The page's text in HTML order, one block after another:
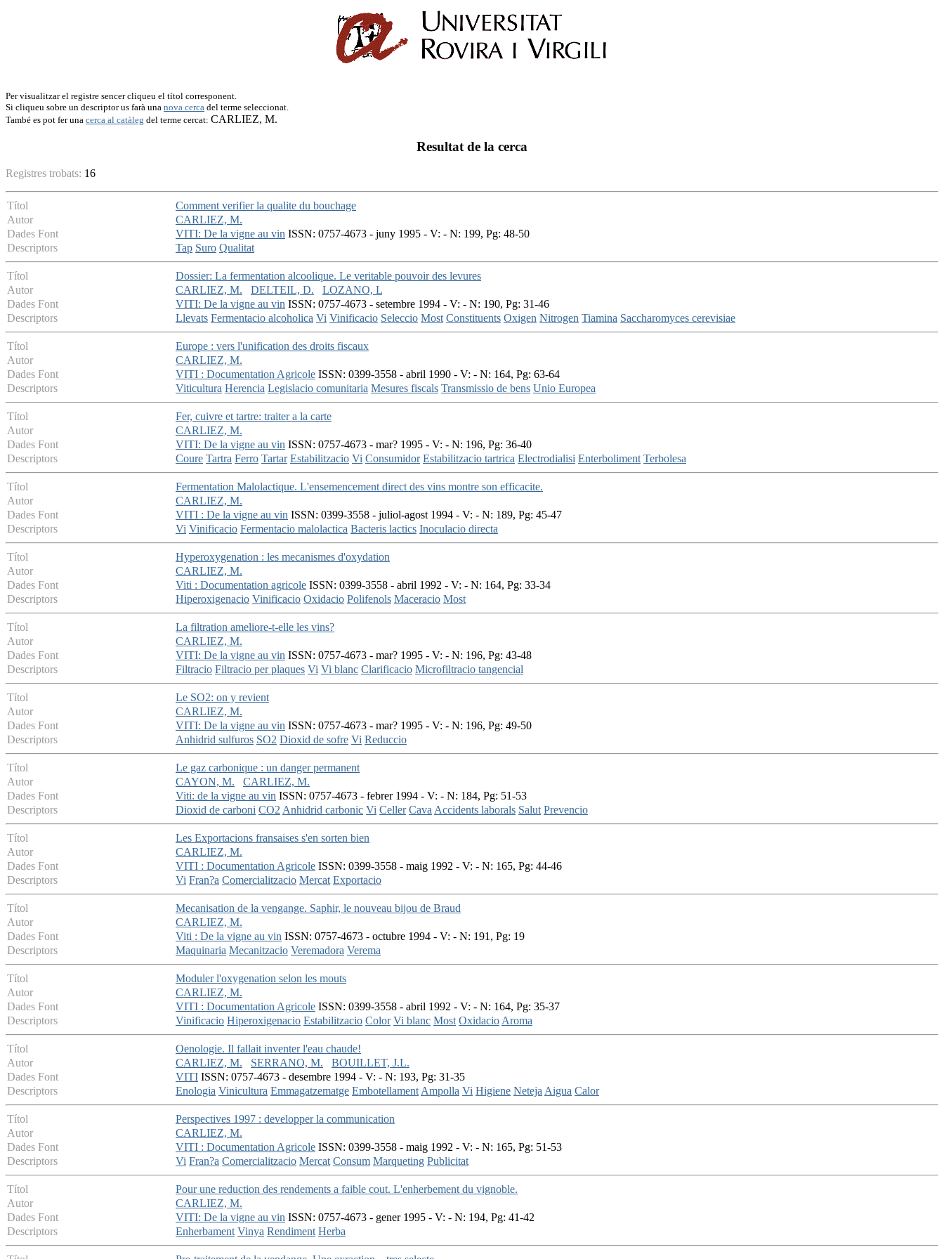
Per visualitzar el registre sencer cliqueu el títol corresponent.
Si cliqueu sobre un descriptor us farà una nova cerca del terme seleccionat.
També es pot fer una cerca al catàleg del terme cercat: CARLIEZ, M.
Resultat de la cerca
Registres trobats: 16
Títol
Comment verifier la qualite du bouchage
Autor
CARLIEZ, M.
Dades Font
VITI: De la vigne au vin ISSN: 0757-4673 - juny 1995 - V: - N: 199, Pg: 48-50
Descriptors
Tap Suro Qualitat
Títol
Dossier: La fermentation alcoolique. Le veritable pouvoir des levures
Autor
CARLIEZ, M. DELTEIL, D.
LOZANO, L
Dades Font
VITI: De la vigne au vin ISSN: 0757-4673 - setembre 1994 - V: - N: 190, Pg: 31-46
Descriptors
Llevats Fermentacio alcoholica Vi Vinificacio Seleccio Most Constituents Oxigen Nitrogen Tiamina Saccharomyces cerevisiae
Títol
Europe : vers l'unification des droits fiscaux
Autor
CARLIEZ, M.
Dades Font
VITI : Documentation Agricole ISSN: 0399-3558 - abril 1990 - V: - N: 164, Pg: 63-64
Descriptors
Viticultura Herencia Legislacio comunitaria Mesures fiscals Transmissio de bens Unio Europea
Títol
Fer, cuivre et tartre: traiter a la carte
Autor
CARLIEZ, M.
Dades Font
VITI: De la vigne au vin ISSN: 0757-4673 - mar? 1995 - V: - N: 196, Pg: 36-40
Descriptors
Coure Tartra Ferro Tartar Estabilitzacio Vi Consumidor Estabilitzacio tartrica Electrodialisi Enterboliment Terbolesa
Títol
Fermentation Malolactique. L'ensemencement direct des vins montre son efficacite.
Autor
CARLIEZ, M.
Dades Font
VITI : De la vigne au vin ISSN: 0399-3558 - juliol-agost 1994 - V: - N: 189, Pg: 45-47
Descriptors
Vi Vinificacio Fermentacio malolactica Bacteris lactics Inoculacio directa
Títol
Hyperoxygenation : les mecanismes d'oxydation
Autor
CARLIEZ, M.
Dades Font
Viti : Documentation agricole ISSN: 0399-3558 - abril 1992 - V: - N: 164, Pg: 33-34
Descriptors
Hiperoxigenacio Vinificacio Oxidacio Polifenols Maceracio Most
Títol
La filtration ameliore-t-elle les vins?
Autor
CARLIEZ, M.
Dades Font
VITI: De la vigne au vin ISSN: 0757-4673 - mar? 1995 - V: - N: 196, Pg: 43-48
Descriptors
Filtracio Filtracio per plaques Vi Vi blanc Clarificacio Microfiltracio tangencial
Títol
Le SO2: on y revient
Autor
CARLIEZ, M.
Dades Font
VITI: De la vigne au vin ISSN: 0757-4673 - mar? 1995 - V: - N: 196, Pg: 49-50
Descriptors
Anhidrid sulfuros SO2 Dioxid de sofre Vi Reduccio
Títol
Le gaz carbonique : un danger permanent
Autor
CAYON, M.
CARLIEZ, M.
Dades Font
Viti: de la vigne au vin ISSN: 0757-4673 - febrer 1994 - V: - N: 184, Pg: 51-53
Descriptors
Dioxid de carboni CO2Anhidrid carbonic Vi Celler CavaAccidents laborals Salut Prevencio
Títol
Les Exportacions fransaises s'en sorten bien
Autor
CARLIEZ, M.
Dades Font
VITI : Documentation Agricole ISSN: 0399-3558 - maig 1992 - V: - N: 165, Pg: 44-46
Descriptors
Vi Fran?a Comercialitzacio Mercat Exportacio
Títol
Mecanisation de la vengange. Saphir, le nouveau bijou de Braud
Autor
CARLIEZ, M.
Dades Font
Viti : De la vigne au vin ISSN: 0757-4673 - octubre 1994 - V: - N: 191, Pg: 19
Descriptors
Maquinaria Mecanitzacio Veremadora Verema
Títol
Moduler l'oxygenation selon les mouts
Autor
CARLIEZ, M.
Dades Font
VITI : Documentation Agricole ISSN: 0399-3558 - abril 1992 - V: - N: 164, Pg: 35-37
Descriptors
Vinificacio Hiperoxigenacio Estabilitzacio Color Vi blanc Most OxidacioAroma
Títol
Oenologie. Il fallait inventer l'eau chaude!
Autor
CARLIEZ, M. SERRANO, M.
BOUILLET, J.L.
Dades Font
VITI ISSN: 0757-4673 - desembre 1994 - V: - N: 193, Pg: 31-35
Descriptors
Enologia Vinicultura Emmagatzematge EmbotellamentAmpolla Vi Higiene NetejaAigua Calor
Títol
Perspectives 1997 : developper la communication
Autor
CARLIEZ, M.
Dades Font
VITI : Documentation Agricole ISSN: 0399-3558 - maig 1992 - V: - N: 165, Pg: 51-53
Descriptors
Vi Fran?a Comercialitzacio Mercat Consum Marqueting Publicitat
Títol
Pour une reduction des rendements a faible cout. L'enherbement du vignoble.
Autor
CARLIEZ, M.
Dades Font
VITI: De la vigne au vin ISSN: 0757-4673 - gener 1995 - V: - N: 194, Pg: 41-42
Descriptors
Enherbament Vinya Rendiment Herba